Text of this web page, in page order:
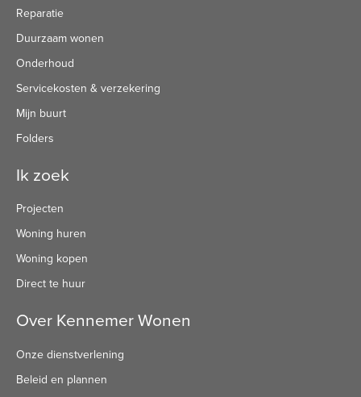
Reparatie
Duurzaam wonen
Onderhoud
Servicekosten & verzekering
Mijn buurt
Folders
Ik zoek
Projecten
Woning huren
Woning kopen
Direct te huur
Over Kennemer Wonen
Onze dienstverlening
Beleid en plannen